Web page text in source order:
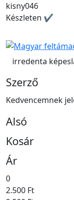
kisny046
Készleten ✔
irredenta
Szerző
Kedvencemnek
Alsó
Kosár
Ár
0
2.500 Ft